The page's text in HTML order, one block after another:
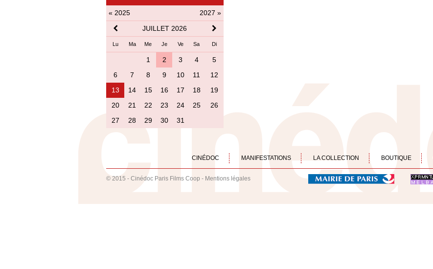
« 2025
2027 »
JUILLET 2026
Lu Ma Me Je Ve Sa Di
1 2 3 4
5
6
7 8 9 10 11
12
13
14 15 16 17 18
19
20
21 22 23 24 25
26
27
28 29 30 31
CINÉDOC MANIFESTATIONS LA COLLECTION BOUTIQUE
© 2015 - Cinédoc Paris Films Coop - Mentions légales